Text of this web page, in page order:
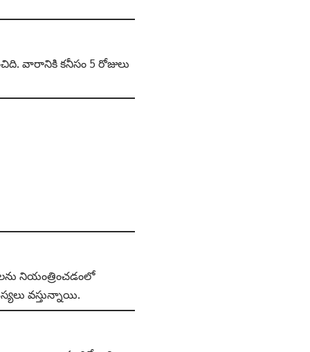
వారానికి కనీసం 5 రోజులు
నియంత్రించడంలో
వస్తున్నాయి.